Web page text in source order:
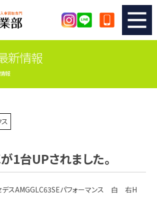
査定
項 メーカー別査定フォーム
績
新情報
報
1台UPされました。
スAMGGLC63SEパフォーマンス 白 右H